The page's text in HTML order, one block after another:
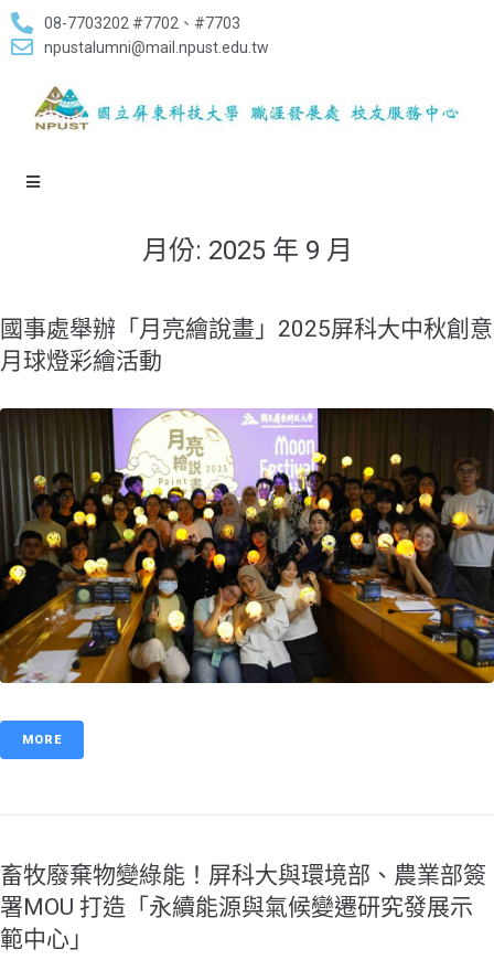
08-7703202 #7702、#7703
npustalumni@mail.npust.edu.tw
月份: 2025 年 9 月
國事處舉辦「月亮繪說畫」2025屏科大中秋創意
月球燈彩繪活動
MORE
畜牧廢棄物變綠能！屏科大與環境部、農業部簽
署MOU 打造「永續能源與氣候變遷研究發展示
範中心」